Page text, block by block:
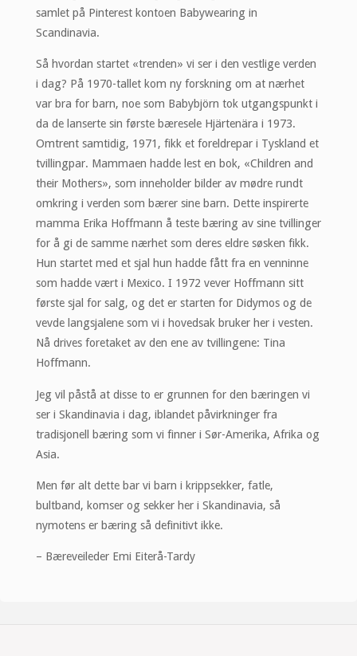
samlet på Pinterest kontoen Babywearing in
Scandinavia.
Så hvordan startet «trenden» vi ser i den vestlige verden
i dag? På 1970-tallet kom ny forskning om at nærhet
var bra for barn, noe som Babybjörn tok utgangspunkt i
da de lanserte sin første bæresele Hjärtenära i 1973.
Omtrent samtidig, 1971, fikk et foreldrepar i Tyskland et
tvillingpar. Mammaen hadde lest en bok, «Children and
their Mothers», som inneholder bilder av mødre rundt
omkring i verden som bærer sine barn. Dette inspirerte
mamma Erika Hoffmann å teste bæring av sine tvillinger
for å gi de samme nærhet som deres eldre søsken fikk.
Hun startet med et sjal hun hadde fått fra en venninne
som hadde vært i Mexico. I 1972 vever Hoffmann sitt
første sjal for salg, og det er starten for Didymos og de
vevde langsjalene som vi i hovedsak bruker her i vesten.
Nå drives foretaket av den ene av tvillingene: Tina
Hoffmann.
Jeg vil påstå at disse to er grunnen for den bæringen vi
ser i Skandinavia i dag, iblandet påvirkninger fra
tradisjonell bæring som vi finner i Sør-Amerika, Afrika og
Asia.
Men før alt dette bar vi barn i krippsekker, fatle,
bultband, komser og sekker her i Skandinavia, så
nymotens er bæring så definitivt ikke.
– Bæreveileder Emi Eiterå-Tardy